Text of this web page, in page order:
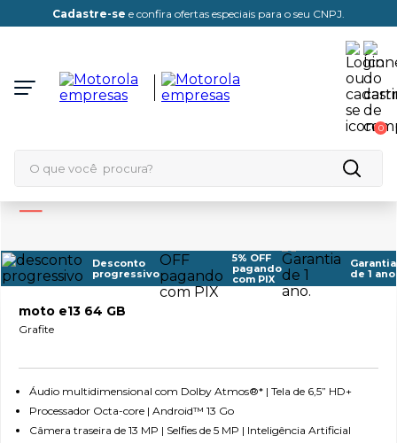
Cadastre-se e confira ofertas especiais para o seu CNPJ.
0
1º edge 70
2º edge 60
3º moto g86
5º edge 70 pro
7º moto g35
Desconto
progressivo
5% OFF
pagando
com PIX
Garantia
de 1 ano
moto e13 64 GB
Grafite
Áudio multidimensional com Dolby Atmos®* | Tela de 6,5” HD+
Processador Octa-core | Android™ 13 Go
Câmera traseira de 13 MP | Selfies de 5 MP | Inteligência Artificial